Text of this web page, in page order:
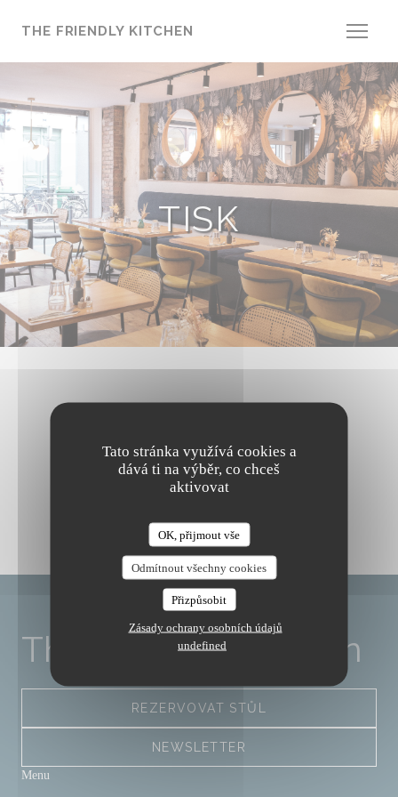
Tato stránka využívá cookies a
dává ti na výběr, co chceš
aktivovat
OK, přijmout vše
Odmítnout všechny cookies
Přizpůsobit
Zásady ochrany osobních údajů
undefined
THE FRIENDLY KITCHEN
TISK
The Friendly Kitchen
REZERVOVAT STŮL
NEWSLETTER
Menu
The Friendly Kitchen